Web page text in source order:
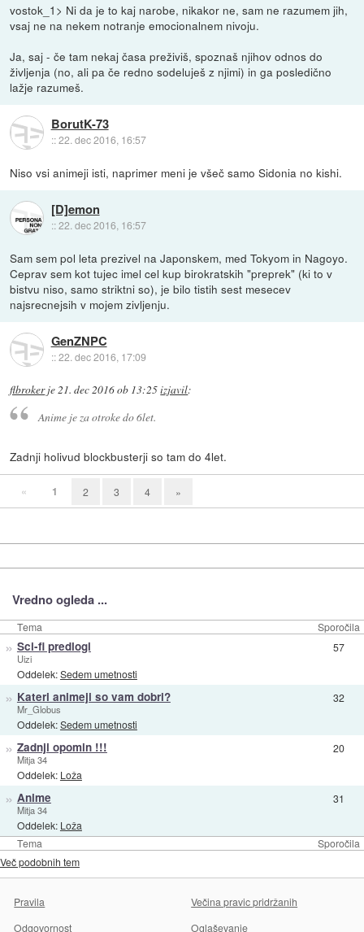
vostok_1> Ni da je to kaj narobe, nikakor ne, sam ne razumem jih,
vsaj ne na nekem notranje emocionalnem nivoju.
Ja, saj - če tam nekaj časa preživiš, spoznaš njihov odnos do
življenja (no, ali pa če redno sodeluješ z njimi) in ga posledično
lažje razumeš.
BorutK-73
::22. dec 2016, 16:57
Niso vsi animeji isti, naprimer meni je všeč samo Sidonia no kishi.
[D]emon
::22. dec 2016, 16:57
Sam sem pol leta prezivel na Japonskem, med Tokyom in Nagoyo.
Ceprav sem kot tujec imel cel kup birokratskih "preprek" (ki to v
bistvu niso, samo striktni so), je bilo tistih sest mesecev
najsrecnejsih v mojem zivljenju.
GenZNPC
::22. dec 2016, 17:09
flbrokerje21. dec 2016 ob 13:25izjavil:
Anime je za otroke do 6let.
Zadnji holivud blockbusterji so tam do 4let.
« 1 2 3 4 »
Vredno ogleda ...
Tema Sporočila
Tema Sporočila
» Sci-fi predlogi
Uizi
Oddelek:Sedem umetnosti
57
» Kateri animeji so vam dobri?
Mr_Globus
Oddelek:Sedem umetnosti
32
» Zadnji opomin !!!
Mitja 34
Oddelek: Loža
20
» Anime
Mitja 34
Oddelek: Loža
31
Več podobnih tem
Pravila
Večina pravic pridržanih
Odgovornost
Oglaševanje